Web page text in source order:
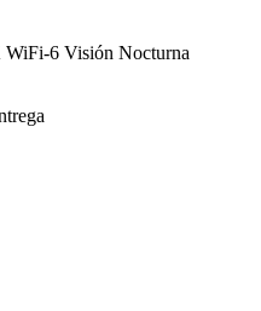
6 Visión Nocturna